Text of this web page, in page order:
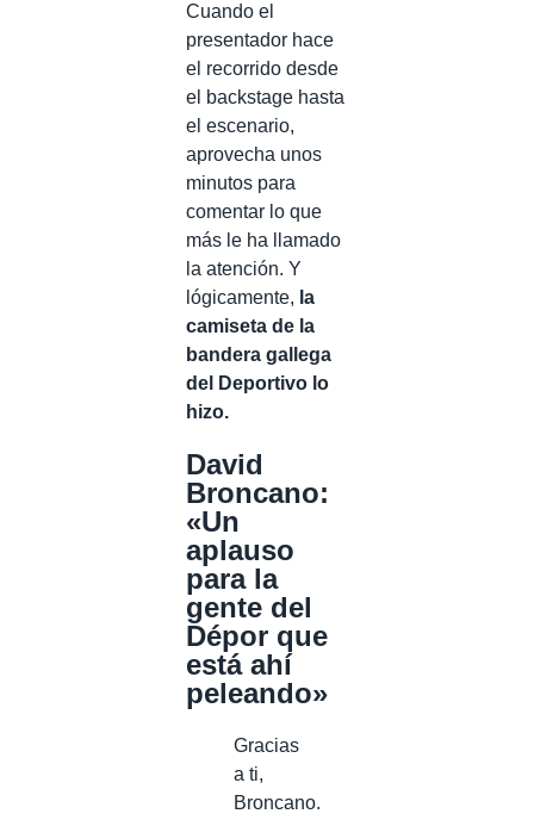
Cuando el
presentador hace
el recorrido desde
el backstage hasta
el escenario,
aprovecha unos
minutos para
comentar lo que
más le ha llamado
la atención. Y
lógicamente, la
camiseta de la
bandera gallega
del Deportivo lo
hizo.
David
Broncano:
«Un
aplauso
para la
gente del
Dépor que
está ahí
peleando»
Gracias
a ti,
Broncano.